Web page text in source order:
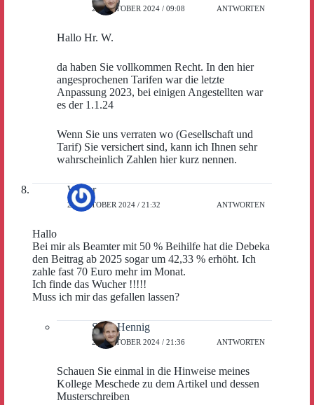
23. OKTOBER 2024 / 09:08 ANTWORTEN
Hallo Hr. W.
da haben Sie vollkommen Recht. In den hier
angesprochenen Tarifen war die letzte
Anpassung 2023, bei einigen Angestellten war
es der 1.1.24
Wenn Sie uns verraten wo (Gesellschaft und
Tarif) Sie versichert sind, kann ich Ihnen sehr
wahrscheinlich Zahlen hier kurz nennen.
Walter
25. OKTOBER 2024 / 21:32 ANTWORTEN
Hallo
Bei mir als Beamter mit 50 % Beihilfe hat die Debeka
den Beitrag ab 2025 sogar um 42,33 % erhöht. Ich
zahle fast 70 Euro mehr im Monat.
Ich finde das Wucher !!!!!
Muss ich mir das gefallen lassen?
Sven Hennig
25. OKTOBER 2024 / 21:36 ANTWORTEN
Schauen Sie einmal in die Hinweise meines
Kollege Meschede zu dem Artikel und dessen
Musterschreiben